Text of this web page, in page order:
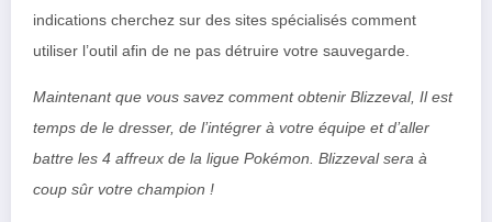
indications cherchez sur des sites spécialisés comment
utiliser l’outil afin de ne pas détruire votre sauvegarde.
Maintenant que vous savez comment obtenir Blizzeval, Il est
temps de le dresser, de l’intégrer à votre équipe et d’aller
battre les 4 affreux de la ligue Pokémon. Blizzeval sera à
coup sûr votre champion !